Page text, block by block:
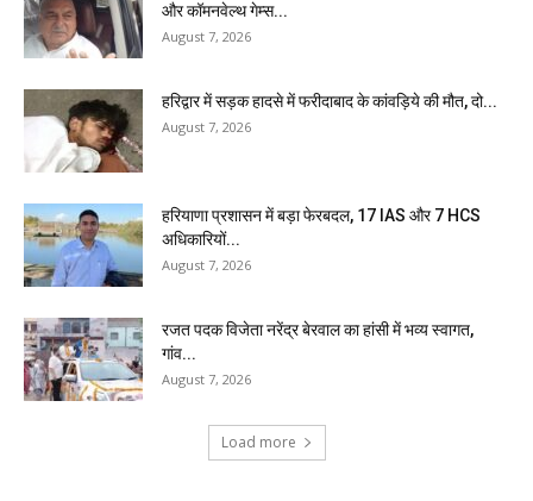
और कॉमनवेल्थ गेम्स...
August 7, 2026
हरिद्वार में सड़क हादसे में फरीदाबाद के कांवड़िये की मौत, दो...
August 7, 2026
हरियाणा प्रशासन में बड़ा फेरबदल, 17 IAS और 7 HCS
अधिकारियों...
August 7, 2026
रजत पदक विजेता नरेंद्र बेरवाल का हांसी में भव्य स्वागत,
गांव...
August 7, 2026
Load more